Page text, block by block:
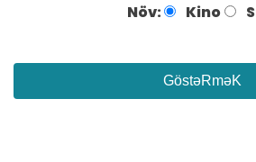
Növ: Kino
GöstəRməK